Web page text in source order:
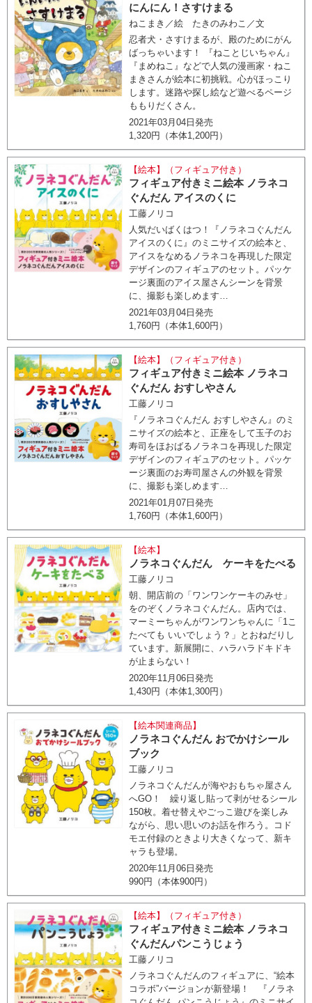
にんにん！さすけまる
ねこまき／絵 たきのみわこ／文
忍者犬・さすけまるが、殿のためにがん
ばっちゃいます！ 『ねことじいちゃん』
『まめねこ』などで人気の漫画家・ねこ
まきさんが絵本に初挑戦。心がほっこり
します。迷路や探し絵など遊べるページ
ももりだくさん。
2021年03月04日発売
1,320円（本体1,200円）
【絵本】（フィギュア付き）
フィギュア付きミニ絵本 ノラネコ
ぐんだん アイスのくに
工藤ノリコ
人気だいばくはつ！『ノラネコぐんだん
アイスのくに』のミニサイズの絵本と、
アイスをなめるノラネコを再現した限定
デザインのフィギュアのセット。パッケ
ージ裏面のアイス屋さんシーンを背景
に、撮影も楽しめます…
2021年03月04日発売
1,760円（本体1,600円）
【絵本】（フィギュア付き）
フィギュア付きミニ絵本 ノラネコ
ぐんだん おすしやさん
工藤ノリコ
『ノラネコぐんだん おすしやさん』のミ
ニサイズの絵本と、正座をして玉子のお
寿司をほおばるノラネコを再現した限定
デザインのフィギュアのセット。パッケ
ージ裏面のお寿司屋さんの外観を背景
に、撮影も楽しめます…
2021年01月07日発売
1,760円（本体1,600円）
【絵本】
ノラネコぐんだん ケーキをたべる
工藤ノリコ
朝、開店前の「ワンワンケーキのみせ」
をのぞくノラネコぐんだん。店内では、
マーミーちゃんがワンワンちゃんに「1こ
たべても いいでしょう？」とおねだりし
ています。新展開に、ハラハラドキドキ
が止まらない！
2020年11月06日発売
1,430円（本体1,300円）
【絵本関連商品】
ノラネコぐんだん おでかけシール
ブック
工藤ノリコ
ノラネコぐんだんが海やおもちゃ屋さん
へGO！ 繰り返し貼って剥がせるシール
150枚。着せ替えやごっこ遊びを楽しみ
ながら、思い思いのお話を作ろう。コド
モエ付録のときより大きくなって、新キ
ャラも登場。
2020年11月06日発売
990円（本体900円）
【絵本】（フィギュア付き）
フィギュア付きミニ絵本 ノラネコ
ぐんだんパンこうじょう
工藤ノリコ
ノラネコぐんだんのフィギュアに、“絵本
コラボ”バージョンが新登場！ 『ノラネ